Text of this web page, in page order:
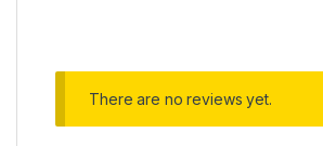
There are no reviews yet.